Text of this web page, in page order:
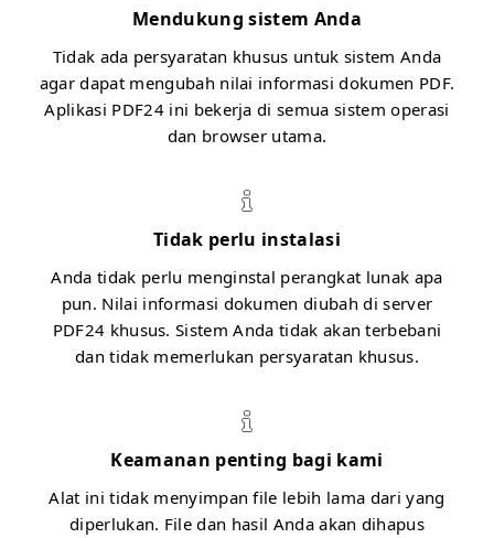
Mendukung sistem Anda
Tidak ada persyaratan khusus untuk sistem Anda
agar dapat mengubah nilai informasi dokumen PDF.
Aplikasi PDF24 ini bekerja di semua sistem operasi
dan browser utama.
Tidak perlu instalasi
Anda tidak perlu menginstal perangkat lunak apa
pun. Nilai informasi dokumen diubah di server
PDF24 khusus. Sistem Anda tidak akan terbebani
dan tidak memerlukan persyaratan khusus.
Keamanan penting bagi kami
Alat ini tidak menyimpan file lebih lama dari yang
diperlukan. File dan hasil Anda akan dihapus